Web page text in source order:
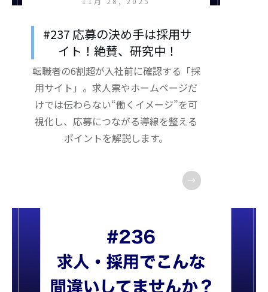
#237 応募の決め手は採用サ
イト！絶賛、研究中！
転職者の6割超が入社前に確認する「採
用サイト」。求人票やホームページだ
けでは伝わらない“働くイメージ”を可
視化し、応募につながる導線を整える
ポイントを解説します。